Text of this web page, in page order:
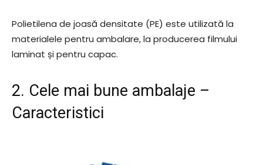
Polietilena de joasă densitate (PE) este utilizată la
materialele pentru ambalare, la producerea filmului
laminat și pentru capac.
2. Cele mai bune ambalaje –
Caracteristici